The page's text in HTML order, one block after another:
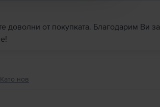
доволни от покупката. Благодарим Ви за
нов